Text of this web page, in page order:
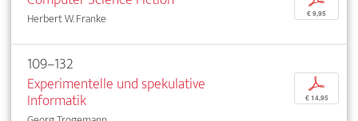
Herbert W. Franke € 9,95
109–132
Experimentelle und spekulative
Informatik
p
€ 14,95